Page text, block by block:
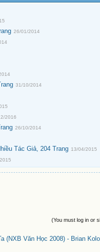
26/01/2014
31/10/2014
2016
26/10/2014
Tác Giả, 204 Trang 13/04/2015
(You must log in or
(NXB Văn Học 2008) - Brian